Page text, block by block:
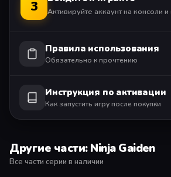
автоматическую поддержку в
прекрасно подойдет игрокам,
3 Активируйте аккаунт на консоли
Правила использования
Обязательно к прочтению
Инструкция по активации
Как запустить игру после покупки
Другие части: Ninja Gaiden
Все части серии в наличии